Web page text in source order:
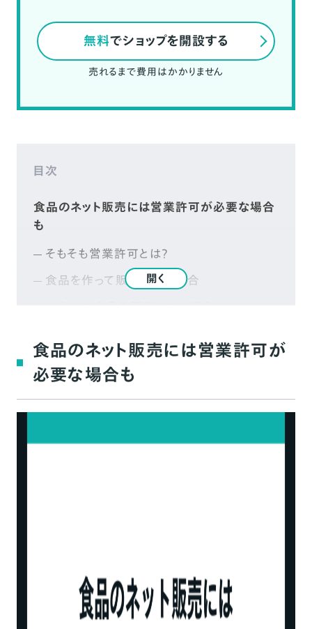
無料でショップを開設する
売れるまで費用はかかりません
目次
食品のネット販売には営業許可が必要な場合
も
そもそも営業許可とは？
食品を作って販売したい場合
人的要件
設備要件
食品のネット販売に関連した法律
食品表示法
計量法
特定商取引法
開く
食品のネット販売には営業許可が
必要な場合も